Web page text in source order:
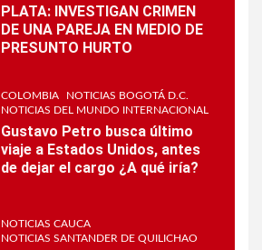
PLATA: INVESTIGAN CRIMEN
DE UNA PAREJA EN MEDIO DE
PRESUNTO HURTO
COLOMBIA
NOTICIAS BOGOTÁ D.C.
NOTICIAS DEL MUNDO INTERNACIONAL
Gustavo Petro busca último
viaje a Estados Unidos, antes
de dejar el cargo ¿A qué iría?
NOTICIAS CAUCA
NOTICIAS SANTANDER DE QUILICHAO